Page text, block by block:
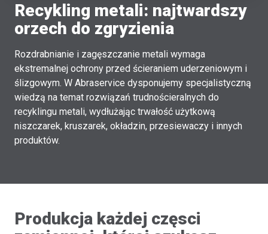
Recykling metali: najtwardszy
orzech do zgryzienia
Rozdrabnianie i zagęszczanie metali wymaga
ekstremalnej ochrony przed ścieraniem uderzeniowym i
ślizgowym. W Abraservice dysponujemy specjalistyczną
wiedzą na temat rozwiązań trudnościeralnych do
recyklingu metali, wydłużając trwałość użytkową
niszczarek, kruszarek, okładzin, przesiewaczy i innych
produktów.
Produkcja każdej częsci